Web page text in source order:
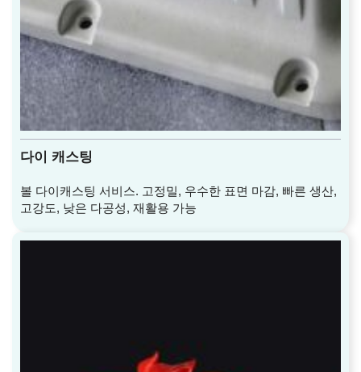
다이 캐스팅
볼 다이캐스팅 서비스. 고정밀, 우수한 표면 마감, 빠른 생산,
고강도, 낮은 다공성, 재활용 가능